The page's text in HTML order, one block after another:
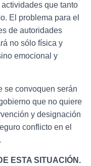
que tanto
El problema para el
de autoridades
no sólo física y
emocional y
se convoquen serán
que no quiere
y designación
conflicto en el
ESTA SITUACIÓN.